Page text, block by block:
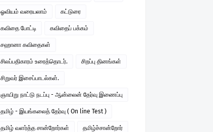
ஓவியம் வரையலாம் கட்டுரை
கவிதை போட்டி கவிதைப் பக்கம்
சஹானா கவிதைகள்
சிலப்பதிகாரம் உரைத்தொடர். சிறப்பு தினங்கள்
சிறுவர் இசைப்பாடல்கள்.
ஞாயிறு நாட்டு நடப்பு - ஆன்லைன் தேர்வு இணைப்பு
தமிழ் - இயங்கலைத் தேர்வு ( On line Test )
தமிழ் வளர்த்த சான்றோர்கள் தமிழ்ச்சான்றோர்